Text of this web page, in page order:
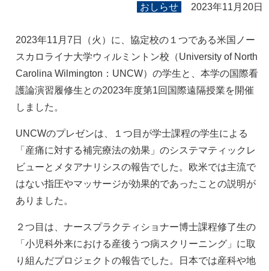
おしらせ 2023年11月20日
2023年11月7日（火）に、協定校の１つである米国ノー
スカロライナ大学ウィルミントン校（University of North
Carolina Wilmington：UNCW）の学生と、本学の国際看
護論演習履修生との2023年度第1回国際遠隔授業を開催
しました。
UNCWのプレゼンは、１つ目が学士課程の学生による
「産痛に対する補完療法の効果」のシステマティックレ
ビューとメタアナリシスの報告でした。欧米では主流で
はない指圧やマッサージが効果的であったことの説明が
ありました。
２つ目は、ナースプラクティショナー博士課程修了生の
「小児科外来における産後うつ病スクリーニング」に取
り組んだプロジェクトの報告でした。日本では産科や地